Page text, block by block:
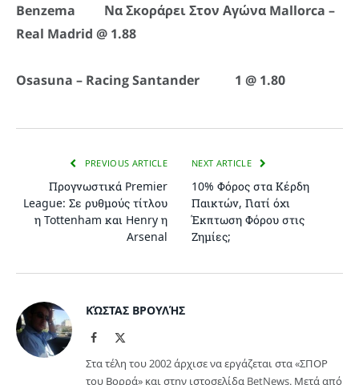
Benzema ΝαΣκοράρειΣτον Αγώνα Mallorca –
Real Madrid @ 1.88
Osasuna – Racing Santander 1 @ 1.80
PREVIOUS ARTICLE
Προγνωστικά Premier
League: Σε ρυθμούς τίτλου
η Tottenham και Henry η
Arsenal
NEXT ARTICLE
10% Φόρος στα Κέρδη
Παικτών, Γιατί όχι
Έκπτωση Φόρου στις
Ζημίες;
ΚΏΣΤΑΣ ΒΡΟΥΛΉΣ
Facebook
Στα τέλη του 2002 άρχισε να εργάζεται στα «ΣΠΟΡ
του Βορρά» και στην ιστοσελίδα BetNews. Μετά από